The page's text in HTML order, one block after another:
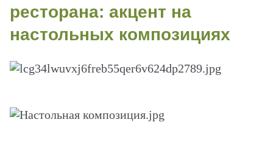
ресторана: акцент на
настольных композициях